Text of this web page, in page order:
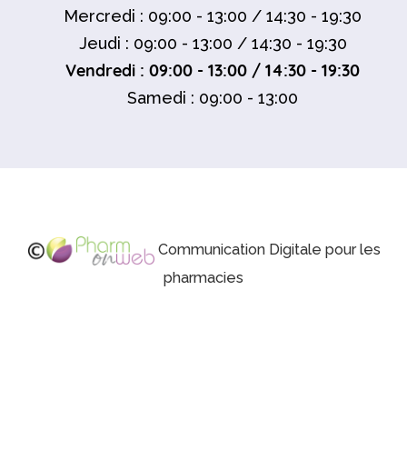
Mercredi : 09:00 - 13:00 / 14:30 - 19:30
Jeudi : 09:00 - 13:00 / 14:30 - 19:30
Vendredi : 09:00 - 13:00 / 14:30 - 19:30
Samedi : 09:00 - 13:00
Communication Digitale pour les
pharmacies